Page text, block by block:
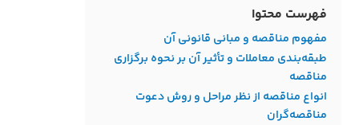
فهرست محتوا
مفهوم مناقصه و مبانی قانونی آن
طبقه‌بندی معاملات و تأثیر آن بر نحوه برگزاری
مناقصه
انواع مناقصه از نظر مراحل و روش دعوت
مناقصه‌گران